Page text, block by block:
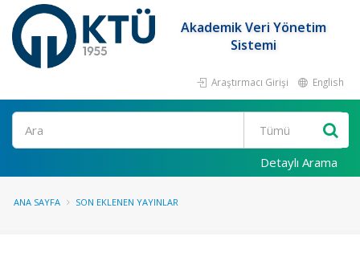
Akademik Veri Yönetim
Sistemi
Araştırmacı Girişi English
Ara
Detaylı Arama
ANA SAYFA SON EKLENEN YAYINLAR